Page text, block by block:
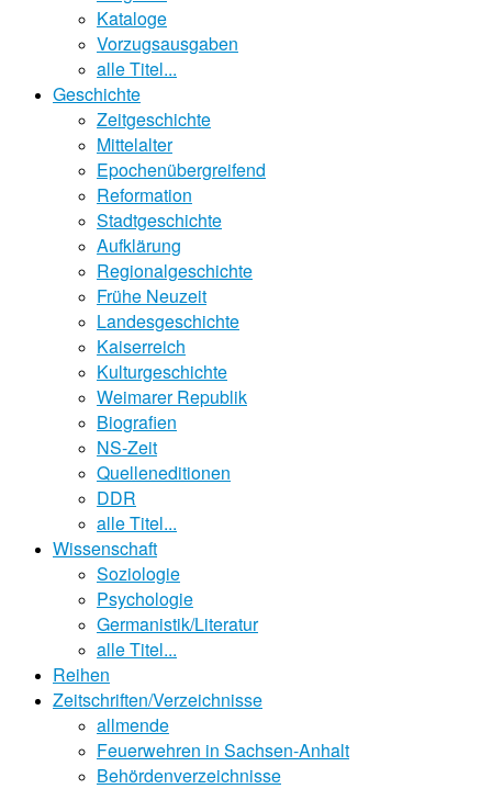
Kataloge
Vorzugsausgaben
alle Titel...
Geschichte
Zeitgeschichte
Mittelalter
Epochenübergreifend
Reformation
Stadtgeschichte
Aufklärung
Regionalgeschichte
Frühe Neuzeit
Landesgeschichte
Kaiserreich
Kulturgeschichte
Weimarer Republik
Biografien
NS-Zeit
Quelleneditionen
DDR
alle Titel...
Wissenschaft
Soziologie
Psychologie
Germanistik/Literatur
alle Titel...
Reihen
Zeitschriften/Verzeichnisse
allmende
Feuerwehren in Sachsen-Anhalt
Behördenverzeichnisse